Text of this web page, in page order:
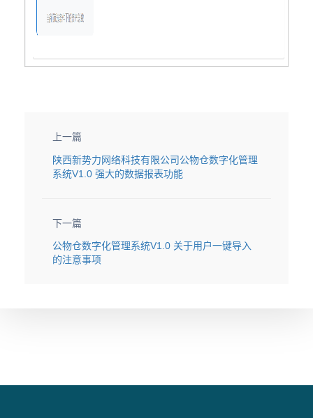
上一篇
陕西新势力网络科技有限公司公物仓数字化管理
系统V1.0 强大的数据报表功能
下一篇
公物仓数字化管理系统V1.0 关于用户一键导入
的注意事项